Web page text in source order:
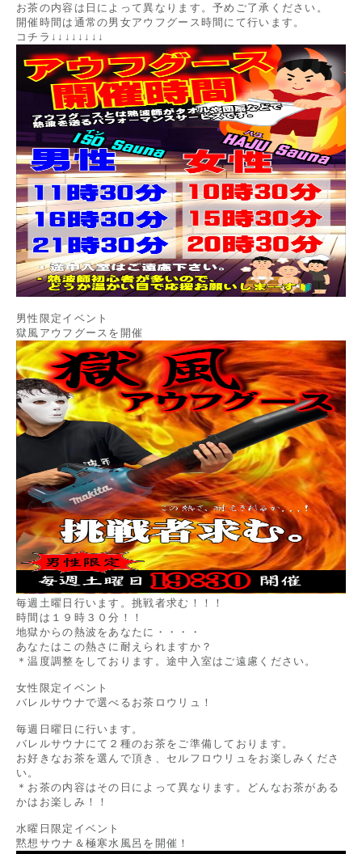
お茶の内容は日によって異なります。予めご了承ください。
開催時間は通常の男女アウフグース時間にて行います。
コチラ↓↓↓↓↓↓↓↓
男性限定イベント
獄風アウフグースを開催
毎週土曜日行います。挑戦者求む！！！
時間は１９時３０分！！
地獄からの熱波をあなたに・・・・
あなたはこの熱さに耐えられますか？
＊温度調整をしております。途中入室はご遠慮ください。
女性限定イベント
バレルサウナで選べるお茶ロウリュ！
毎週日曜日に行います。
バレルサウナにて２種のお茶をご準備しております。
お好きなお茶を選んで頂き、セルフロウリュをお楽しみくださ
い。
＊お茶の内容はその日によって異なります。どんなお茶がある
かはお楽しみ！！
水曜日限定イベント
黙想サウナ＆極寒水風呂を開催！